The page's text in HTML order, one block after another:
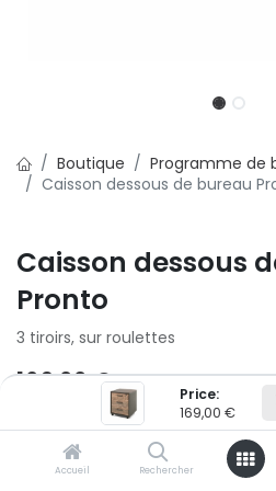
Price:
169,00 €
Accueil Rechercher
Boutique
Programme de
Caisson dessous de bureau
Caisson dessous
Pronto
3 tiroirs, sur roulettes
169,00€